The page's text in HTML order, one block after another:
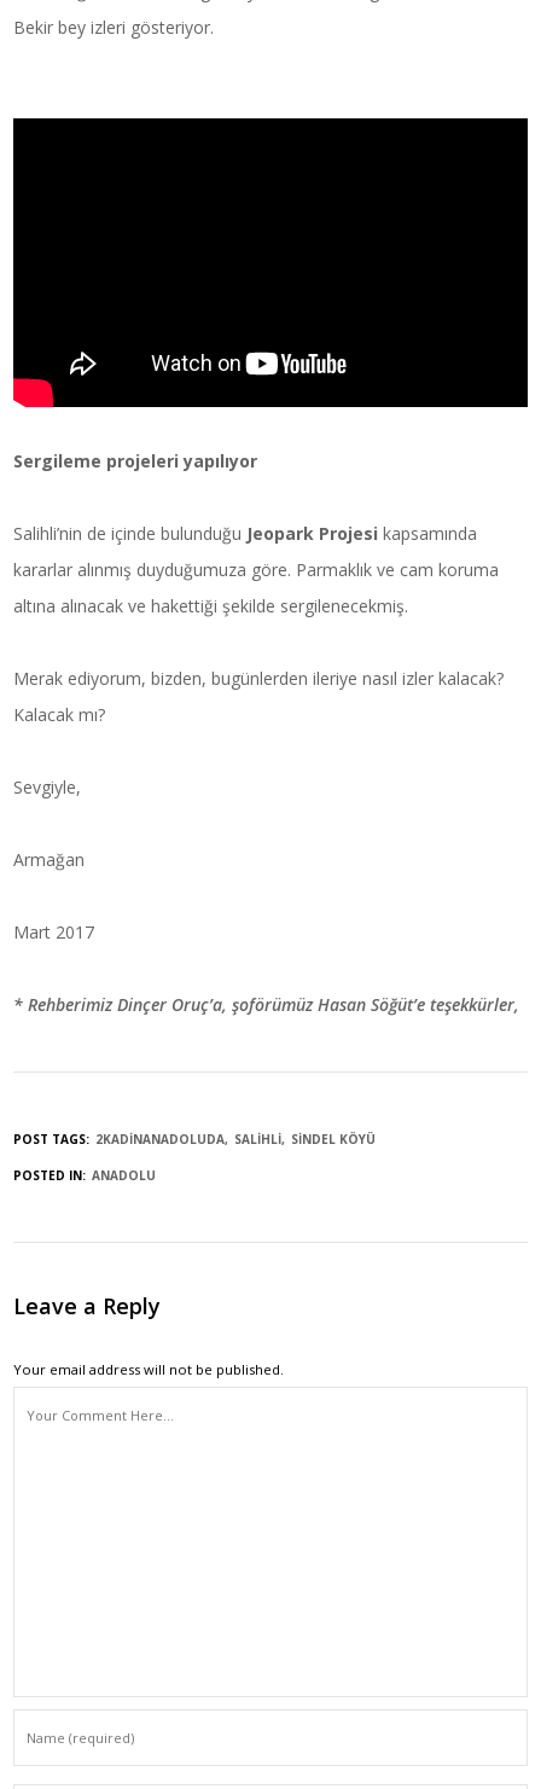
Bekir bey izleri gösteriyor.
Sergileme projeleri yapılıyor
Salihli’nin de içinde bulunduğu Jeopark Projesi kapsamında
kararlar alınmış duyduğumuza göre. Parmaklık ve cam koruma
altına alınacak ve hakettiği şekilde sergilenecekmiş.
Merak ediyorum, bizden, bugünlerden ileriye nasıl izler kalacak?
Kalacak mı?
Sevgiyle,
Armağan
Mart 2017
* Rehberimiz Dinçer Oruç’a, şoförümüz Hasan Söğüt’e teşekkürler,
POST TAGS: 2KADINANADOLUDA SALIHLI SINDEL KÖYÜ
POSTED IN: ANADOLU
Leave a Reply
Your email address will not be published.